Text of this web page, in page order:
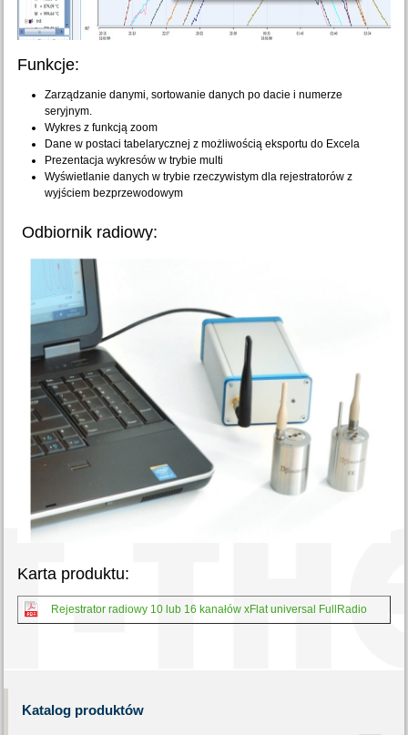
Funkcje:
Zarządzanie danymi, sortowanie danych po dacie i numerze
seryjnym.
Wykres z funkcją zoom
Dane w postaci tabelarycznej z możliwością eksportu do Excela
Prezentacja wykresów w trybie multi
Wyświetlanie danych w trybie rzeczywistym dla rejestratorów z
wyjściem bezprzewodowym
Odbiornik radiowy:
Karta produktu:
Rejestrator radiowy 10 lub 16 kanałów xFlat universal FullRadio
Katalog produktów